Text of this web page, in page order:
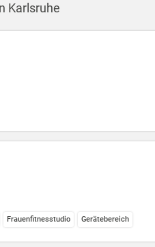
Karlsruhe
Frauenfitnesstudio Gerätebereich